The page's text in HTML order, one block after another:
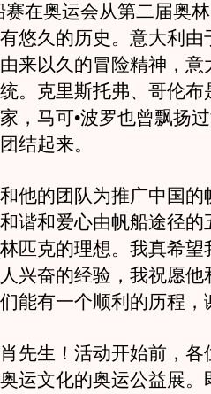
赛在奥运会从第二届奥
悠久的历史。意大利由
来以久的冒险精神，意
。克里斯托弗、哥伦布
，马可•波罗也曾飘扬
结起来。
的团队为推广中国的
谐和爱心由帆船途径的
匹克的理想。我真希望
兴奋的经验，我祝愿他
能有一个顺利的历程，
生！活动开始前，各
运文化的奥运公益展。